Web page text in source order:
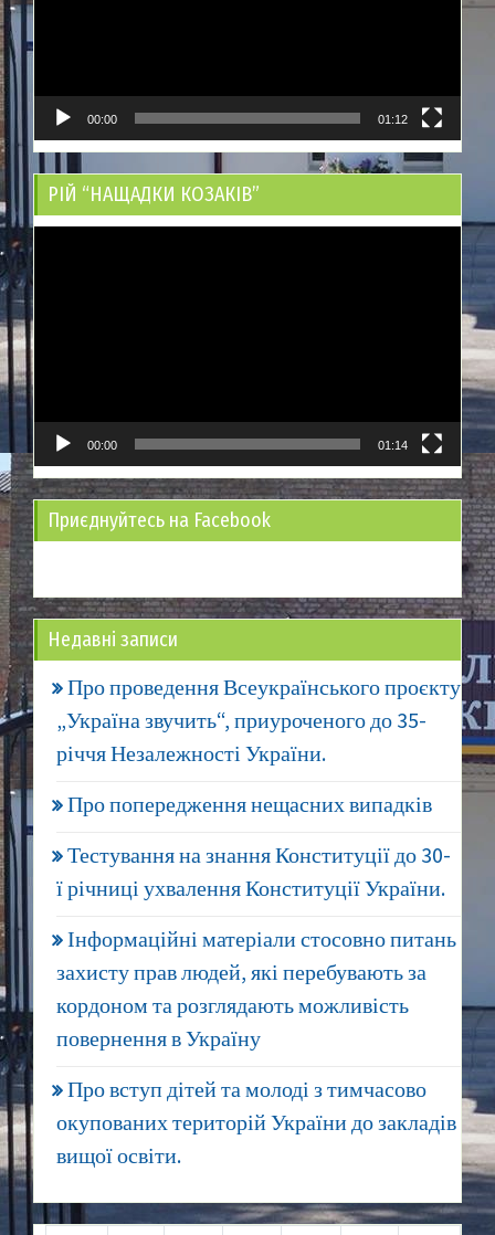
00:00 01:12
РІЙ “НАЩАДКИ КОЗАКІВ”
00:00 01:14
Приєднуйтесь на Facebook
Недавні записи
Про проведення Всеукраїнського проєкту
„Україна звучить“, приуроченого до 35-
річчя Незалежності України.
Про попередження нещасних випадків
Тестування на знання Конституції до 30-
ї річниці ухвалення Конституції України.
Інформаційні матеріали стосовно питань
захисту прав людей, які перебувають за
кордоном та розглядають можливість
повернення в Україну
Про вступ дітей та молоді з тимчасово
окупованих територій України до закладів
вищої освіти.